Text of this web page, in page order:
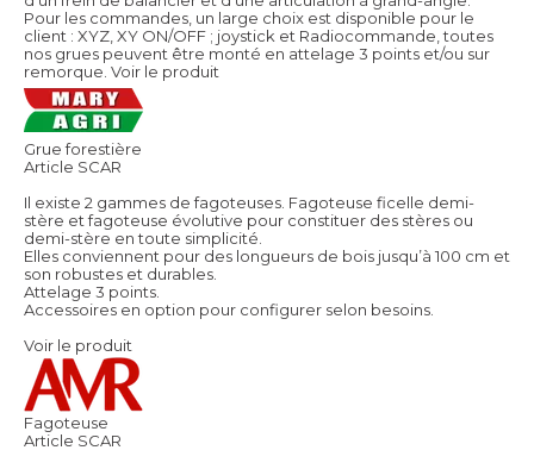
Pour les commandes, un large choix est disponible pour le
client : XYZ, XY ON/OFF ; joystick et Radiocommande, toutes
nos grues peuvent être monté en attelage 3 points et/ou sur
remorque. Voir le produit
Grue forestière
Article SCAR
Il existe 2 gammes de fagoteuses. Fagoteuse ficelle demi-
stère et fagoteuse évolutive pour constituer des stères ou
demi-stère en toute simplicité.
Elles conviennent pour des longueurs de bois jusqu’à 100 cm et
son robustes et durables.
Attelage 3 points.
Accessoires en option pour configurer selon besoins.
Voir le produit
Fagoteuse
Article SCAR